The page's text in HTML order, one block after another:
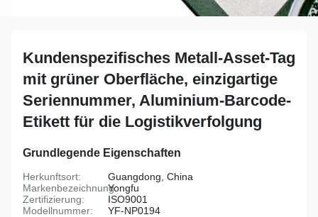
Kundenspezifisches Metall-Asset-Tag
mit grüner Oberfläche, einzigartige
Seriennummer, Aluminium-Barcode-
Etikett für die Logistikverfolgung
Grundlegende Eigenschaften
Herkunftsort:
Guangdong, China
Markenbezeichnung:Yongfu
Zertifizierung:
ISO9001
Modellnummer:
YF-NP0194